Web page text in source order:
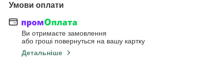
Умови оплати
Ви отримаєте замовлення
або гроші повернуться на вашу картку
Детальніше